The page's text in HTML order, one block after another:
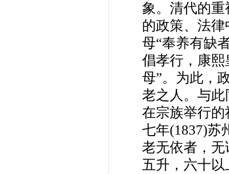
象。清代的
的政策、法
母“奉养有缺
倡孝行，康熙
母”。为此，
老之人。与
在宗族举行的
七年(1837)苏
老无依者，
五升，六十